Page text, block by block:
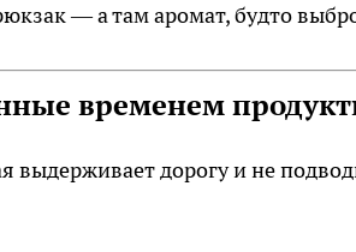
— а там аромат, будто
временем
выдерживает дорогу и не